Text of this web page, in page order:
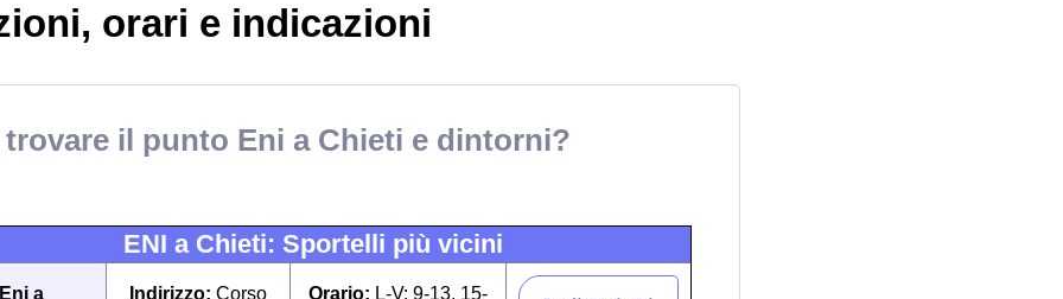
orari e indicazioni
trovare il punto Eni a Chieti e dintorni?
ENI a Chieti: Sportelli più vicini
Eni a
Indirizzo: Corso
Orario: L-V: 9-13, 15-